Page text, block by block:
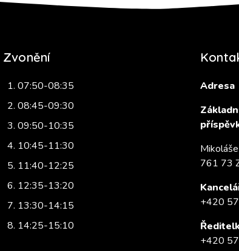
Zvonění
07:50-08:35
08:45-09:30
09:50-10:35
10:45-11:30
11:40-12:25
12:35-13:20
13:30-14:15
14:25-15:10
Adresa
761 73
+420
+420